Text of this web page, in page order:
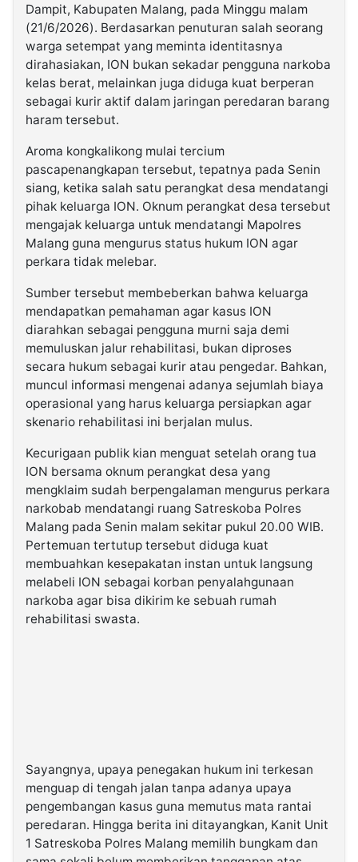
Dampit, Kabupaten Malang, pada Minggu malam
(21/6/2026). Berdasarkan penuturan salah seorang
warga setempat yang meminta identitasnya
dirahasiakan, ION bukan sekadar pengguna narkoba
kelas berat, melainkan juga diduga kuat berperan
sebagai kurir aktif dalam jaringan peredaran barang
haram tersebut.
Aroma kongkalikong mulai tercium
pascapenangkapan tersebut, tepatnya pada Senin
siang, ketika salah satu perangkat desa mendatangi
pihak keluarga ION. Oknum perangkat desa tersebut
mengajak keluarga untuk mendatangi Mapolres
Malang guna mengurus status hukum ION agar
perkara tidak melebar.
Sumber tersebut membeberkan bahwa keluarga
mendapatkan pemahaman agar kasus ION
diarahkan sebagai pengguna murni saja demi
memuluskan jalur rehabilitasi, bukan diproses
secara hukum sebagai kurir atau pengedar. Bahkan,
muncul informasi mengenai adanya sejumlah biaya
operasional yang harus keluarga persiapkan agar
skenario rehabilitasi ini berjalan mulus.
Kecurigaan publik kian menguat setelah orang tua
ION bersama oknum perangkat desa yang
mengklaim sudah berpengalaman mengurus perkara
narkobab mendatangi ruang Satreskoba Polres
Malang pada Senin malam sekitar pukul 20.00 WIB.
Pertemuan tertutup tersebut diduga kuat
membuahkan kesepakatan instan untuk langsung
melabeli ION sebagai korban penyalahgunaan
narkoba agar bisa dikirim ke sebuah rumah
rehabilitasi swasta.
Sayangnya, upaya penegakan hukum ini terkesan
menguap di tengah jalan tanpa adanya upaya
pengembangan kasus guna memutus mata rantai
peredaran. Hingga berita ini ditayangkan, Kanit Unit
1 Satreskoba Polres Malang memilih bungkam dan